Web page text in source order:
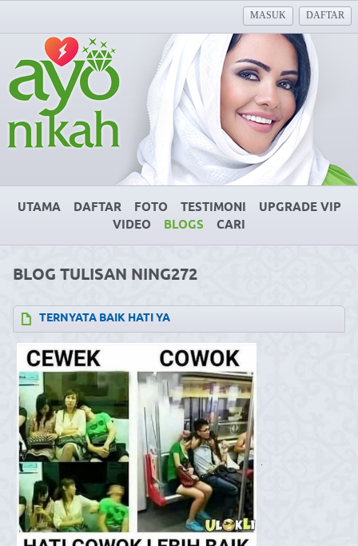
MASUK DAFTAR
UTAMA DAFTAR FOTO TESTIMONI
UPGRADE VIP
VIDEO
BLOGS CARI
BLOG TULISAN NING272
TERNYATA BAIK HATI YA
.